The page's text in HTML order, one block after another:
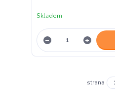
Skladem
strana